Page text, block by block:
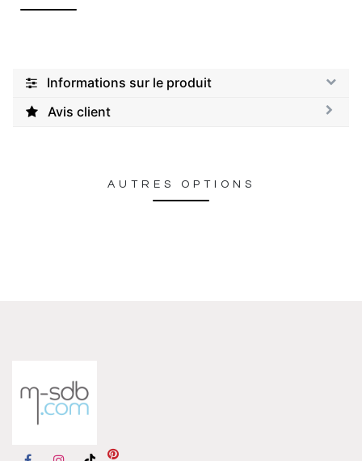
Informations sur le produit
Avis client
AUTRES OPTIONS